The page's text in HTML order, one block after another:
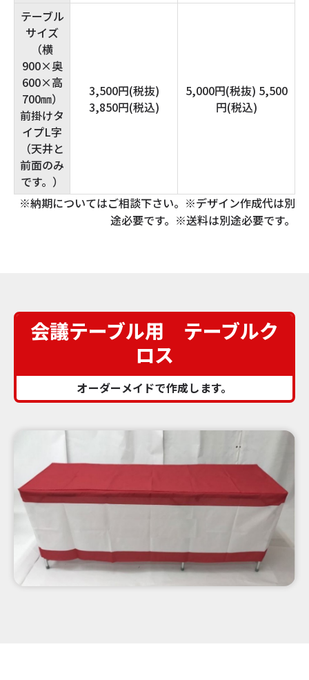
テーブル
サイズ
（横
900×奥
600×高
700㎜）
前掛けタ
イプL字
（天井と
前面のみ
です。）
3,500円(税抜)
3,850円(税込)
5,000円(税抜) 5,500
円(税込)
※納期についてはご相談下さい。※デザイン作成代は別
途必要です。※送料は別途必要です。
会議テーブル用 テーブルク
ロス
オーダーメイドで作成します。